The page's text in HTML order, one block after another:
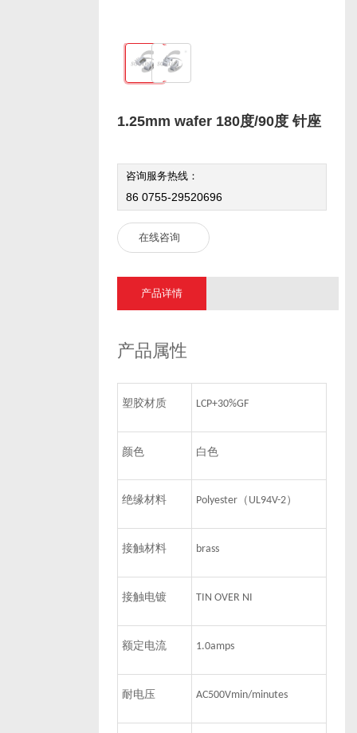
1.25mm wafer 180度/90度 针座
咨询服务热线：
86 0755-29520696
在线咨询
产品详情
产品属性
塑胶材质 LCP+30%GF
颜色 白色
绝缘材料 Polyester（ UL94V-2）
接触材料 brass
接触电镀 TIN OVER NI
额定电流 1.0amps
耐电压 AC500Vmin/minutes